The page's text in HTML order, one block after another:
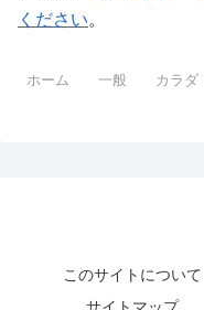
ください。
ホーム 一般 カラダ
このサイトについて